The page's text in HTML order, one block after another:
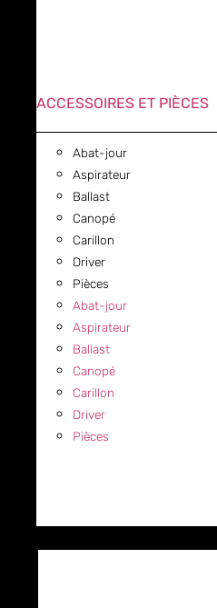
ACCESSOIRES ET PIÈCES
Abat-jour
Aspirateur
Ballast
Canopé
Carillon
Driver
Pièces
Abat-jour
Aspirateur
Ballast
Canopé
Carillon
Driver
Pièces